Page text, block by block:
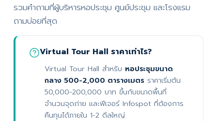
รวมคำถามที่ผู้บริหารหอประชุม ศูนย์ประชุม และโรงแรม
ถามบ่อยที่สุด
Virtual Tour Hall ราคาเท่าไร?
Virtual Tour Hall สำหรับ หอประชุมขนาด
กลาง 500-2,000 ตารางเมตร ราคาเริ่มต้น
50,000-200,000 บาท ขึ้นกับขนาดพื้นที่
จำนวนจุดถ่าย และฟีเจอร์ Infospot ที่ต้องการ
คืนทุนได้ภายใน 1-2 ดีลใหญ่